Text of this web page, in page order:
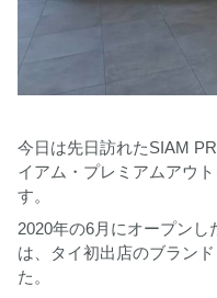
今日は先日訪れたSIAM
イアム・プレミアムアウ
す。
2020年の6月にオープンし
は、タイ初出店のブラン
た。